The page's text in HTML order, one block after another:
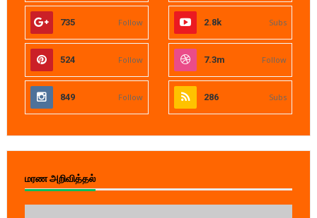
735 Follow 2.8k Subs
524 Follow 7.3m Follow
849 Follow 286 Subs
மரண அறிவித்தல்